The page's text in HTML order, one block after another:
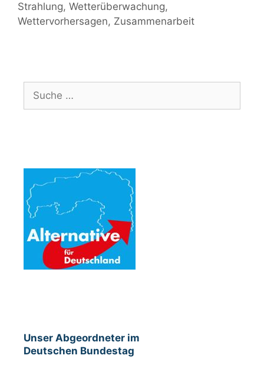
Strahlung, Wetterüberwachung,
Wettervorhersagen, Zusammenarbeit
nach:
Unser Abgeordneter im
Deutschen Bundestag